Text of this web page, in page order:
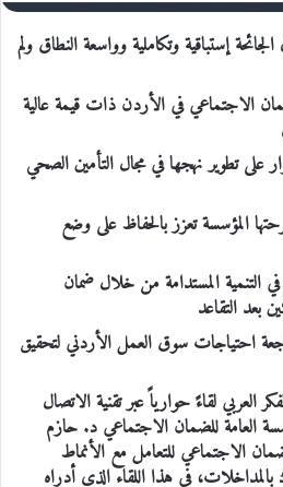
إستباقية وتكاملية وواسعة النطاق ولم
الاجتماعي في الأردن ذات قيمة عالية
على تطوير نهجها في مجال التأمين الصحي
المؤسسة تعزز بالحفاظ على وضع
التنمية المستدامة من خلال ضمان
بعد التقاعد
احتياجات سوق العمل الأردني لتحقيق
لقاءً حوارياً عبر تقنية الاتصال
العامة للضمان الاجتماعي د. حازم
الاجتماعي للتعامل مع الأنماط
في هذا اللقاء الذي أدراه